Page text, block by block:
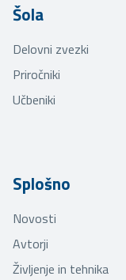
Šola
Delovni zvezki
Priročniki
Učbeniki
Splošno
Novosti
Avtorji
Življenje in tehnika